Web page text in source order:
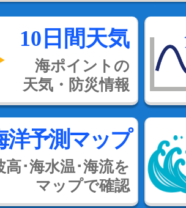
10日間天気
海ポイントの
天気・防災情報
洋予測マップ
高･海水温･海流を
マップで確認